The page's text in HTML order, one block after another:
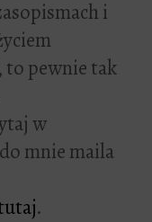
i
pewnie tak
w
mnie maila
.